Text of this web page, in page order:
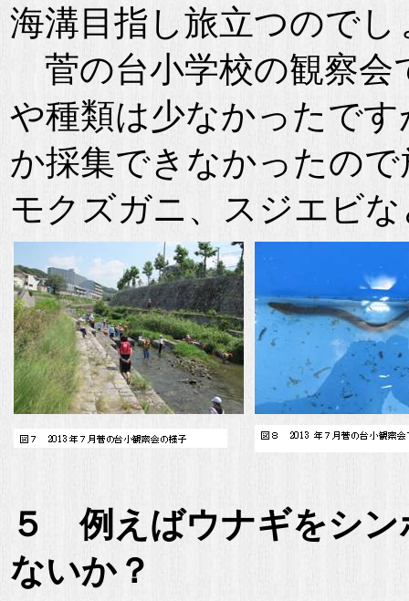
海溝目指し旅立つのでし
菅の台小学校の観察会
や種類は少なかったで
か採集できなかったの
モクズガニ、スジエビ
５ 例えばウナギをシン
ないか？